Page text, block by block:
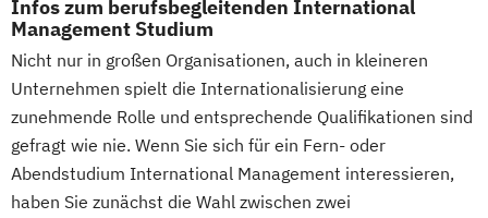
Engineering (DE/EN)
Engineering Management (DE/EN)
Entrepreneurship (DE/EN) Ergotherapie
Ernährungswissenschaften
Eventmanagement Facility Management
Finance
Accounting und Taxation (DE/EN)
Infos zum berufsbegleitenden International
Management Studium
Nicht nur in großen Organisationen, auch in kleineren
Unternehmen spielt die Internationalisierung eine
zunehmende Rolle und entsprechende Qualifikationen sind
gefragt wie nie. Wenn Sie sich für ein Fern- oder
Abendstudium International Management interessieren,
haben Sie zunächst die Wahl zwischen zwei